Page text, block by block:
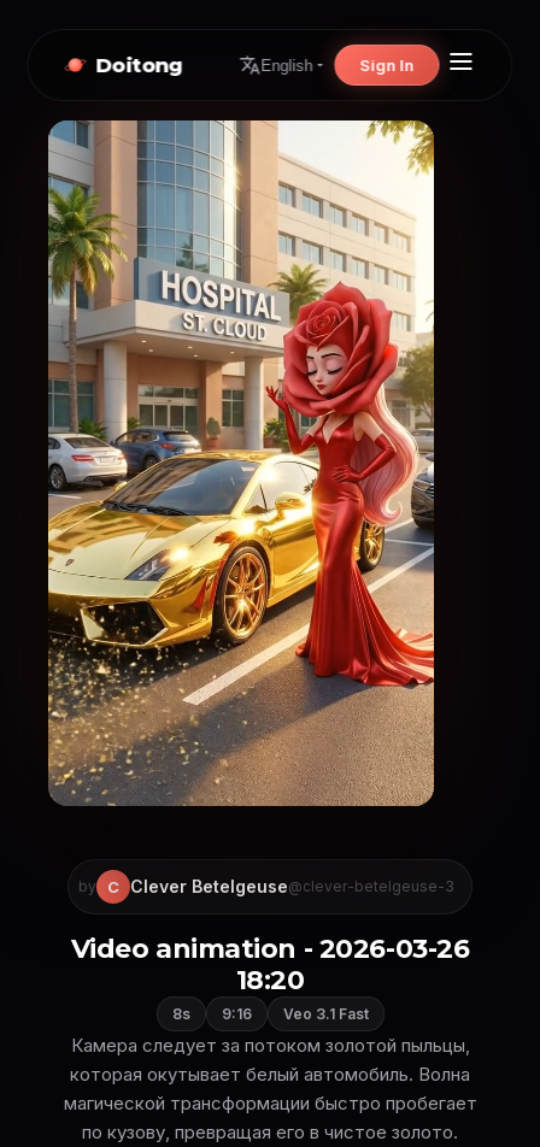
Doitong English Sign In
by C Clever Betelgeuse@clever-betelgeuse-3
Video animation - 2026-03-26
18:20
8s 9:16 Veo 3.1 Fast
Камера следует за потоком золотой пыльцы,
которая окутывает белый автомобиль. Волна
магической трансформации быстро пробегает
по кузову, превращая его в чистое золото.